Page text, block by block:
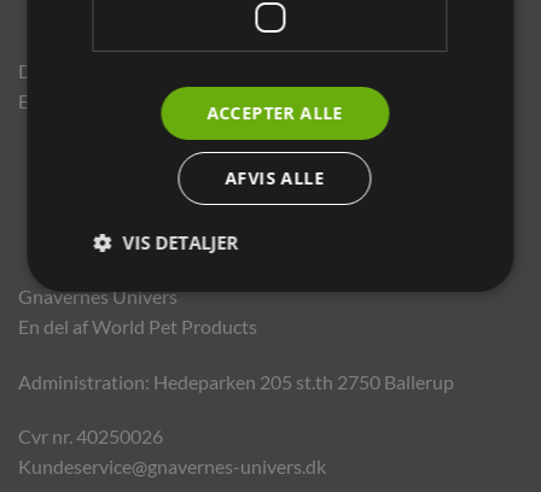
Din sikkerhed ved tryk webshop handel. Vi er godkendt Via.
E-mærket og Webshop mærket.
Gnavernes Univers
En del af World Pet Products
Administration: Hedeparken 205 st.th 2750 Ballerup
Cvr nr. 40250026
Kundeservice@gnavernes-univers.dk
ACCEPTER ALLE
AFVIS ALLE
VIS DETALJER